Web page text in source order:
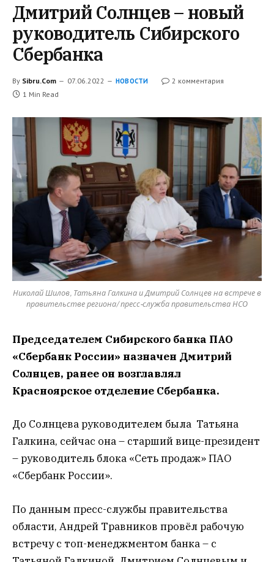
Дмитрий Солнцев – новый
руководитель Сибирского
Сбербанка
By Sibru.Com 07.06.2022 НОВОСТИ
2 комментария
1 Min Read
Николай Шилов, Татьяна Галкина и Дмитрий Солнцев на встрече в
правительстве региона/ пресс-служба правительства НСО
Председателем Сибирского банка ПАО
«Сбербанк России» назначен Дмитрий
Солнцев, ранее он возглавлял
Красноярское отделение Сбербанка.
До Солнцева руководителем была Татьяна
Галкина, сейчас она – старший вице-президент
– руководитель блока «Сеть продаж» ПАО
«Сбербанк России».
По данным пресс-службы правительства
области, Андрей Травников провёл рабочую
встречу с топ-менеджментом банка – с